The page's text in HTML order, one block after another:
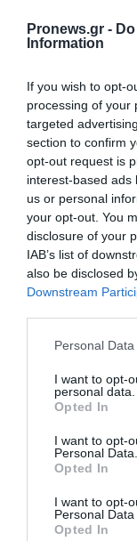
Pronews.gr -
Information
If you wish to opt-
processing of your
targeted
section to confirm
opt-out request is
interest-based ads
us or personal
your opt-out. You
disclosure of your
IAB’s list of
also be disclosed
Downstream
Please note that
not limited to your
grant or deny
use your data for
consent section.
Personal
I want to opt-
personal data.
Opted In
I want to opt-
Personal Data.
Opted In
I want to opt-
Personal Data
Opted In